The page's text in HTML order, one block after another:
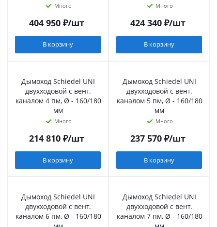
Много
404 950₽/шт
В корзину
Много
424 340₽/шт
В корзину
Дымоход Schiedel UNI
двухходовой с вент.
каналом 4 пм, Ø - 160/180
мм
Много
214 810₽/шт
В корзину
Дымоход Schiedel UNI
двухходовой с вент.
каналом 5 пм, Ø - 160/180
мм
Много
237 570₽/шт
В корзину
Дымоход Schiedel UNI
двухходовой с вент.
каналом 6 пм, Ø - 160/180
Дымоход Schiedel UNI
двухходовой с вент.
каналом 7 пм, Ø - 160/180